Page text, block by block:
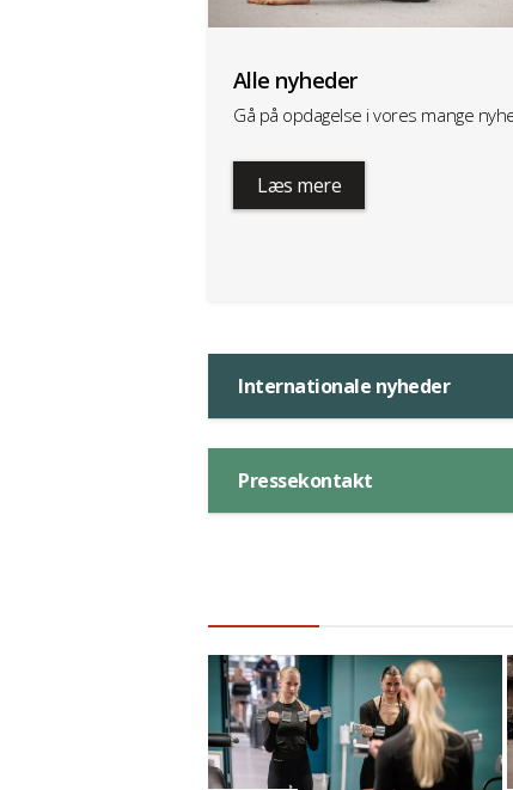
Alle nyheder
Gå på opdagelse i vores mange
Læs mere
Internationale nyheder
Pressekontakt